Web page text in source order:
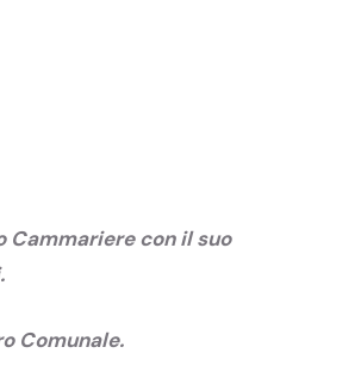
Cammariere con il suo
Comunale.